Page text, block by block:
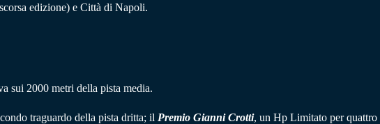
edizione) e Città di Napoli.
sui 2000 metri della pista media.
traguardo della pista dritta; il Premio Gianni Crotti, un Hp Limitato per quattro